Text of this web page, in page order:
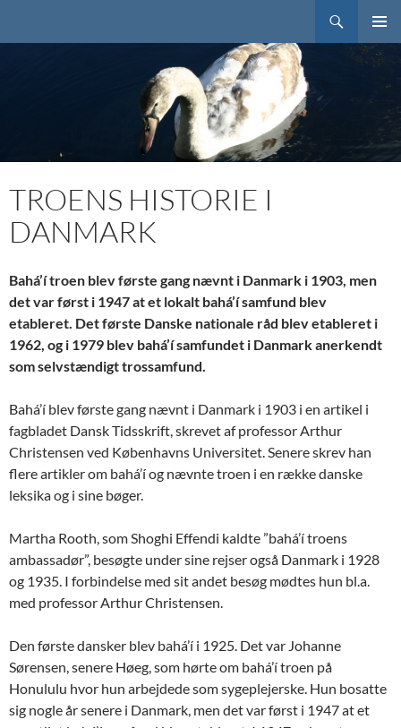
MENU
TROENS HISTORIE I
DANMARK
Bahá’í troen blev første gang nævnt i Danmark i 1903, men
det var først i 1947 at et lokalt bahá’í samfund blev
etableret. Det første Danske nationale råd blev etableret i
1962, og i 1979 blev bahá’í samfundet i Danmark anerkendt
som selvstændigt trossamfund.
Bahá’í blev første gang nævnt i Danmark i 1903 i en artikel i
fagbladet Dansk Tidsskrift, skrevet af professor Arthur
Christensen ved Københavns Universitet. Senere skrev han
flere artikler om bahá’í og nævnte troen i en række danske
leksika og i sine bøger.
Martha Rooth, som Shoghi Effendi kaldte ”bahá’í troens
ambassadør”, besøgte under sine rejser også Danmark i 1928
og 1935. I forbindelse med sit andet besøg mødtes hun bl.a.
med professor Arthur Christensen.
Den første dansker blev bahá’í i 1925. Det var Johanne
Sørensen, senere Høeg, som hørte om bahá’í troen på
Honululu hvor hun arbejdede som sygeplejerske. Hun bosatte
sig nogle år senere i Danmark, men det var først i 1947 at et